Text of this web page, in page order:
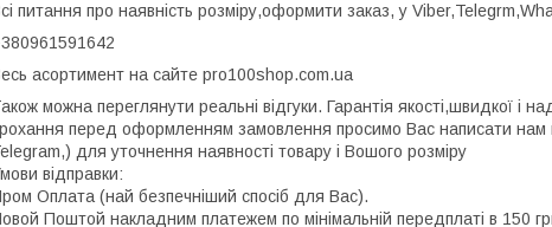
питання про наявність розміру,оформити заказ, у
асортимент на сайте pro100shop.com.ua
можна переглянути реальні відгуки. Гарантія якості,швидкої і
перед оформленням замовлення просимо Вас написати нам
для уточнення наявності товару і Вошого розміру
відправки:
Оплата (най безпечніший спосіб для Вас).
Поштой накладним платежем по мінімальній передплаті в 150